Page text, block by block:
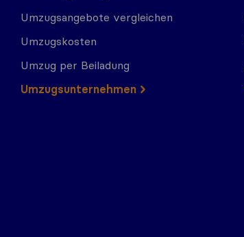
Umzugsangebote vergleichen
Umzugskosten
Umzug per Beiladung
Umzugs​​unternehmen